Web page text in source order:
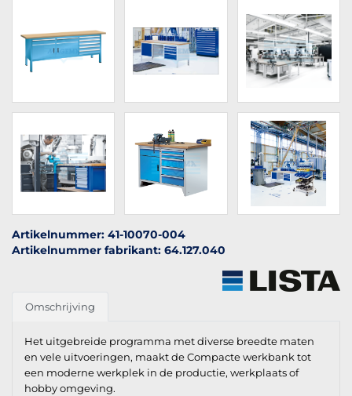
Artikelnummer: 41-10070-004
Artikelnummer fabrikant: 64.127.040
Omschrijving
Het uitgebreide programma met diverse breedte maten
en vele uitvoeringen, maakt de Compacte werkbank tot
een moderne werkplek in de productie, werkplaats of
hobby omgeving.